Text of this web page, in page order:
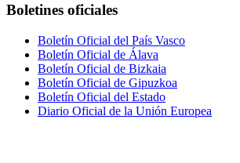
Boletines oficiales
Boletín Oficial del País Vasco
Boletín Oficial de Álava
Boletín Oficial de Bizkaia
Boletín Oficial de Gipuzkoa
Boletín Oficial del Estado
Diario Oficial de la Unión Europea